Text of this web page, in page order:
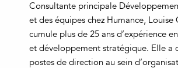
Consultante principale
et des équipes chez Humance, Louise
cumule plus de 25 ans d’expérience
et développement stratégique. Elle a
postes de direction au sein